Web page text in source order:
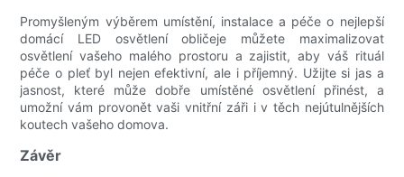
Promyšleným výběrem umístění, instalace a péče o nejlepší
domácí LED osvětlení obličeje můžete maximalizovat
osvětlení vašeho malého prostoru a zajistit, aby váš rituál
péče o pleť byl nejen efektivní, ale i příjemný. Užijte si jas a
jasnost, které může dobře umístěné osvětlení přinést, a
umožní vám provonět vaši vnitřní záři i v těch nejútulnějších
koutech vašeho domova.
Závěr